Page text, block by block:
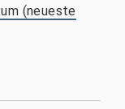
(neueste